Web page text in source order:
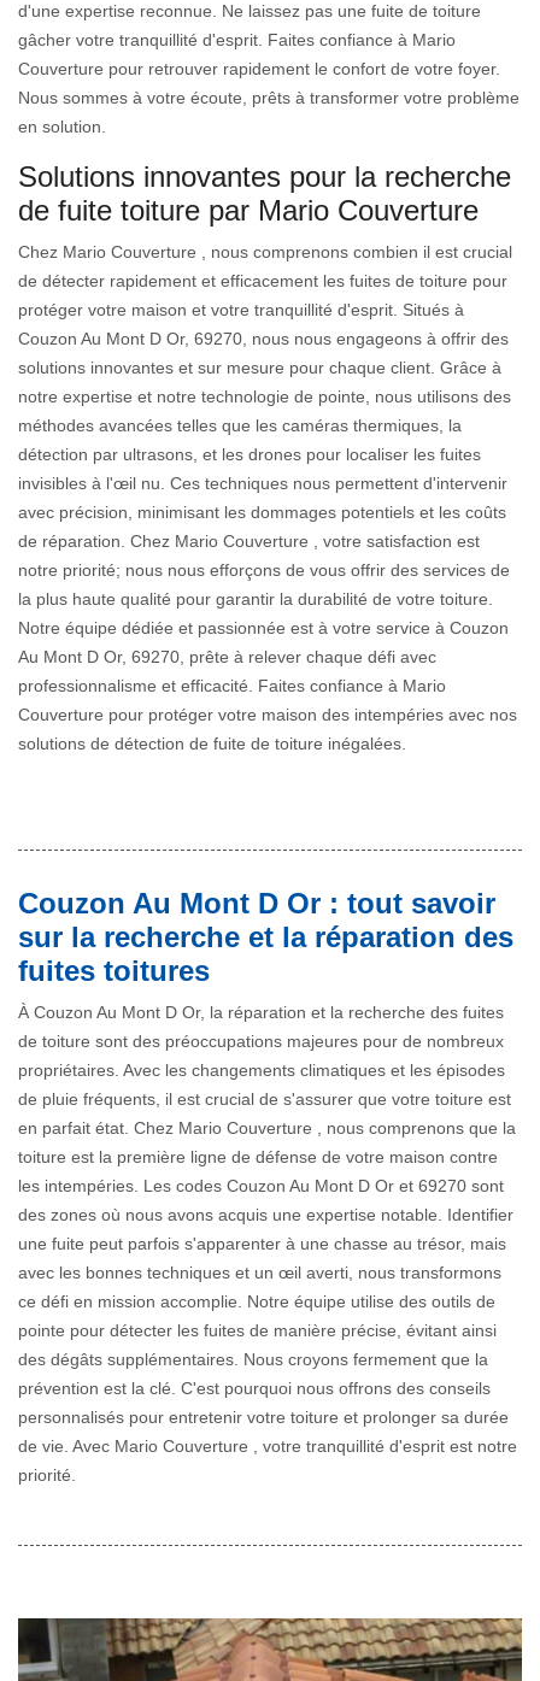
d'une expertise reconnue. Ne laissez pas une fuite de toiture
gâcher votre tranquillité d'esprit. Faites confiance à Mario
Couverture pour retrouver rapidement le confort de votre foyer.
Nous sommes à votre écoute, prêts à transformer votre problème
en solution.
Solutions innovantes pour la recherche
de fuite toiture par Mario Couverture
Chez Mario Couverture , nous comprenons combien il est crucial
de détecter rapidement et efficacement les fuites de toiture pour
protéger votre maison et votre tranquillité d'esprit. Situés à
Couzon Au Mont D Or, 69270, nous nous engageons à offrir des
solutions innovantes et sur mesure pour chaque client. Grâce à
notre expertise et notre technologie de pointe, nous utilisons des
méthodes avancées telles que les caméras thermiques, la
détection par ultrasons, et les drones pour localiser les fuites
invisibles à l'œil nu. Ces techniques nous permettent d'intervenir
avec précision, minimisant les dommages potentiels et les coûts
de réparation. Chez Mario Couverture , votre satisfaction est
notre priorité; nous nous efforçons de vous offrir des services de
la plus haute qualité pour garantir la durabilité de votre toiture.
Notre équipe dédiée et passionnée est à votre service à Couzon
Au Mont D Or, 69270, prête à relever chaque défi avec
professionnalisme et efficacité. Faites confiance à Mario
Couverture pour protéger votre maison des intempéries avec nos
solutions de détection de fuite de toiture inégalées.
Couzon Au Mont D Or : tout savoir
sur la recherche et la réparation des
fuites toitures
À Couzon Au Mont D Or, la réparation et la recherche des fuites
de toiture sont des préoccupations majeures pour de nombreux
propriétaires. Avec les changements climatiques et les épisodes
de pluie fréquents, il est crucial de s'assurer que votre toiture est
en parfait état. Chez Mario Couverture , nous comprenons que la
toiture est la première ligne de défense de votre maison contre
les intempéries. Les codes Couzon Au Mont D Or et 69270 sont
des zones où nous avons acquis une expertise notable. Identifier
une fuite peut parfois s'apparenter à une chasse au trésor, mais
avec les bonnes techniques et un œil averti, nous transformons
ce défi en mission accomplie. Notre équipe utilise des outils de
pointe pour détecter les fuites de manière précise, évitant ainsi
des dégâts supplémentaires. Nous croyons fermement que la
prévention est la clé. C'est pourquoi nous offrons des conseils
personnalisés pour entretenir votre toiture et prolonger sa durée
de vie. Avec Mario Couverture , votre tranquillité d'esprit est notre
priorité.